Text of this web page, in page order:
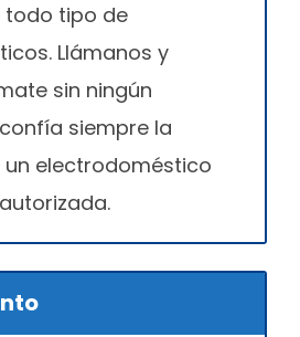
todo tipo de
Llámanos y
sin ningún
siempre la
electrodoméstico